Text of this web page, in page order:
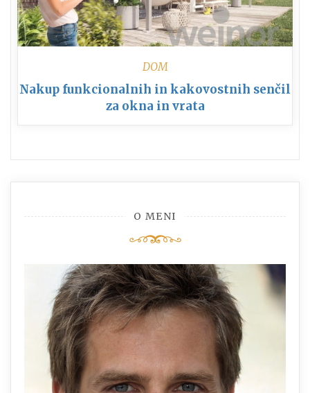
DOM
Nakup funkcionalnih in kakovostnih senčil
za okna in vrata
O MENI